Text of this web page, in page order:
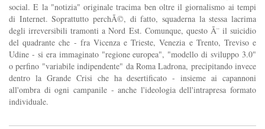
social. E la "notizia" originale tracima ben oltre il giornalismo ai tempi
di Internet. Soprattutto perchÃ©, di fatto, squaderna la stessa lacrima
degli irreversibili tramonti a Nord Est. Comunque, questo Ã¨ il suicidio
del quadrante che - fra Vicenza e Trieste, Venezia e Trento, Treviso e
Udine - si era immaginato "regione europea", "modello di sviluppo 3.0"
o perfino "variabile indipendente" da Roma Ladrona, precipitando invece
dentro la Grande Crisi che ha desertificato - insieme ai capannoni
all'ombra di ogni campanile - anche l'ideologia dell'intrapresa formato
individuale.